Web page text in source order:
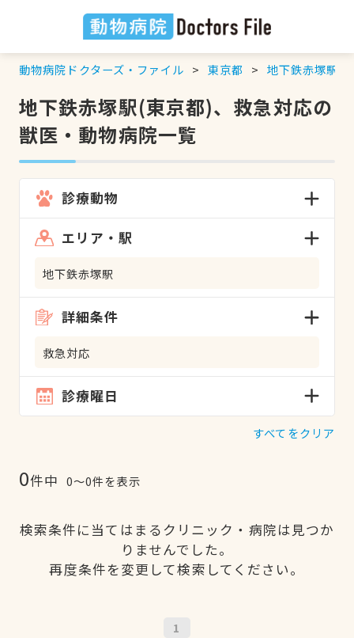
動物病院ドクターズ・ファイル 東京都 地下鉄赤塚駅
地下鉄赤塚駅(東京都)、救急対応の
獣医・動物病院一覧
診療動物
エリア・駅
地下鉄赤塚駅
詳細条件
救急対応
診療曜日
すべてをクリア
0件中 0〜0件を表示
検索条件に当てはまるクリニック・病院は見つか
りませんでした。
再度条件を変更して検索してください。
1